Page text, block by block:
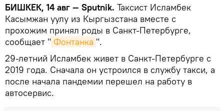
БИШКЕК, 14 авг — Sputnik. Таксист Исламбек
Касымжан уулу из Кыргызстана вместе с
прохожим принял роды в Санкт-Петербурге,
сообщает " Фонтанка ".
29-летний Исламбек живет в Санкт-Петербурге с
2019 года. Сначала он устроился в службу такси, а
после начала пандемии перешел на работу в
автосервис.